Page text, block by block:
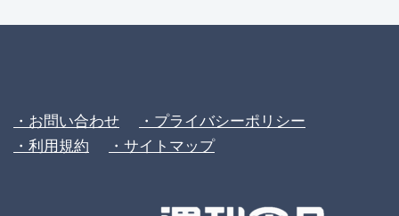
・お問い合わせ
・プライバシーポリシー
・利用規約
・サイトマップ